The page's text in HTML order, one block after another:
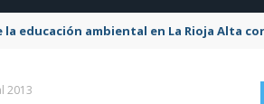
educación ambiental en La Rioja Alta
2013